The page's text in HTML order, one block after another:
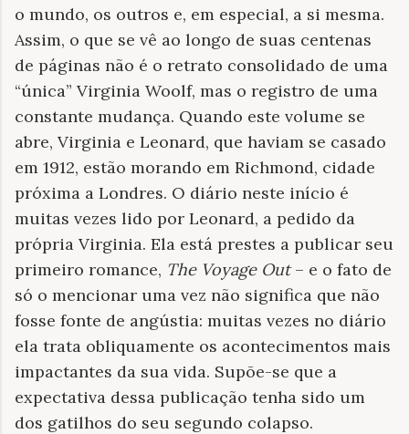
o mundo, os outros e, em especial, a si mesma.
Assim, o que se vê ao longo de suas centenas
de páginas não é o retrato consolidado de uma
“única” Virginia Woolf, mas o registro de uma
constante mudança. Quando este volume se
abre, Virginia e Leonard, que haviam se casado
em 1912, estão morando em Richmond, cidade
próxima a Londres. O diário neste início é
muitas vezes lido por Leonard, a pedido da
própria Virginia. Ela está prestes a publicar seu
primeiro romance, The Voyage Out– e o fato de
só o mencionar uma vez não significa que não
fosse fonte de angústia: muitas vezes no diário
ela trata obliquamente os acontecimentos mais
impactantes da sua vida. Supõe-se que a
expectativa dessa publicação tenha sido um
dos gatilhos do seu segundo colapso.